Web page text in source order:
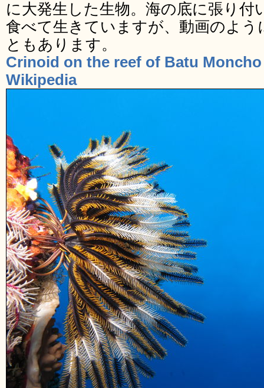
に大発生した生物。海の底に張り
食べて生きていますが、動画のよ
ともあります。
Crinoid on the reef of Batu
Wikipedia